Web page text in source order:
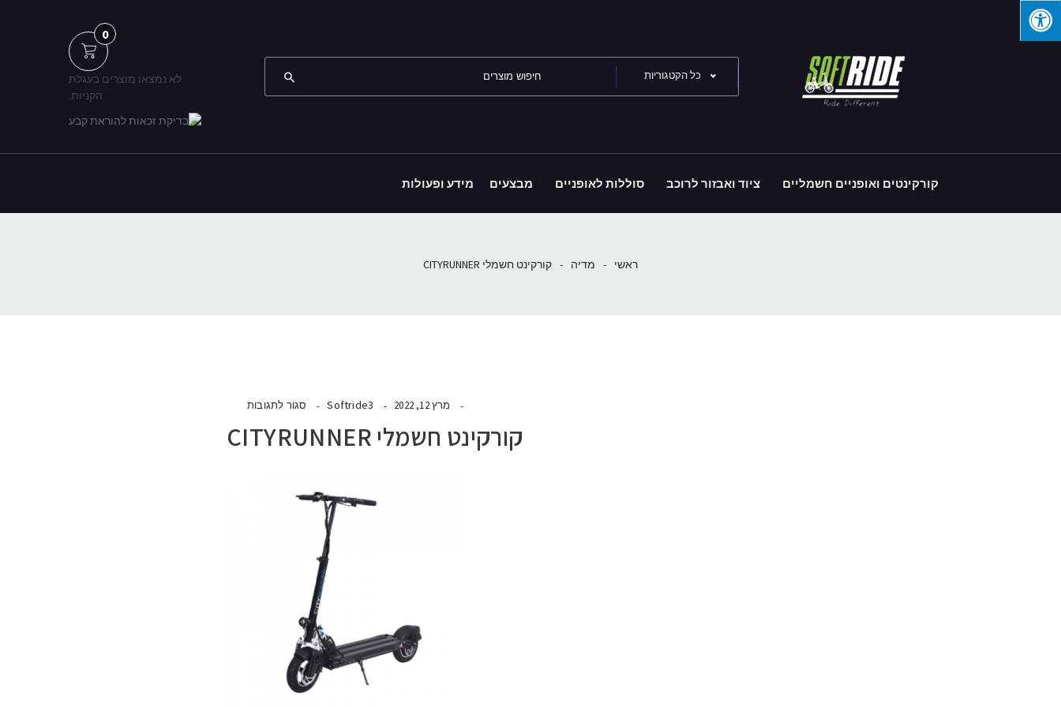
כל הקטגוריות
0
לא נמצאו מוצרים בעגלת
הקניות.
קורקינטים ואופניים חשמליים ציוד ואבזור לרוכב סוללות לאופניים מבצעים מידע ופעולות
ראשי - מדיה - קורקינט חשמלי CITYRUNNER
מרץ 12, 2022 Softride3 סגור לתגובות
קורקינט חשמלי CITYRUNNER